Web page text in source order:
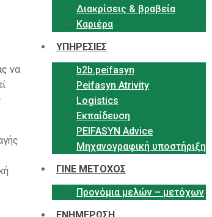
Διακρίσεις & βραβεία
Καριέρα
ΥΠΗΡΕΣΙΕΣ
b2b.peifasyn
Peifasyn Atrivity
Logistics
Εκπαίδευση
PEIFASYN Advice
Μηχανογραφική υποστήριξη
ΓΙΝΕ ΜΕΤΟΧΟΣ
Προνόμια μελών – μετόχων
να